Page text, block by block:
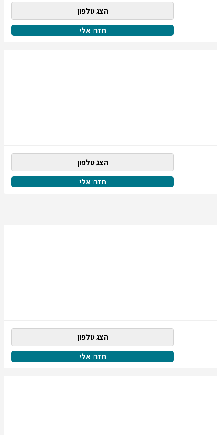
הצג טלפון
חזרו אלי
הצג טלפון
חזרו אלי
הצג טלפון
חזרו אלי